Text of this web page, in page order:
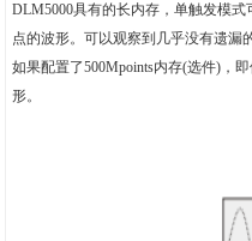
DLM5000具有的长内存，单触发模
点的波形。可以观察到几乎没有遗漏
如果配置了500Mpoints内存(选件)，
形。